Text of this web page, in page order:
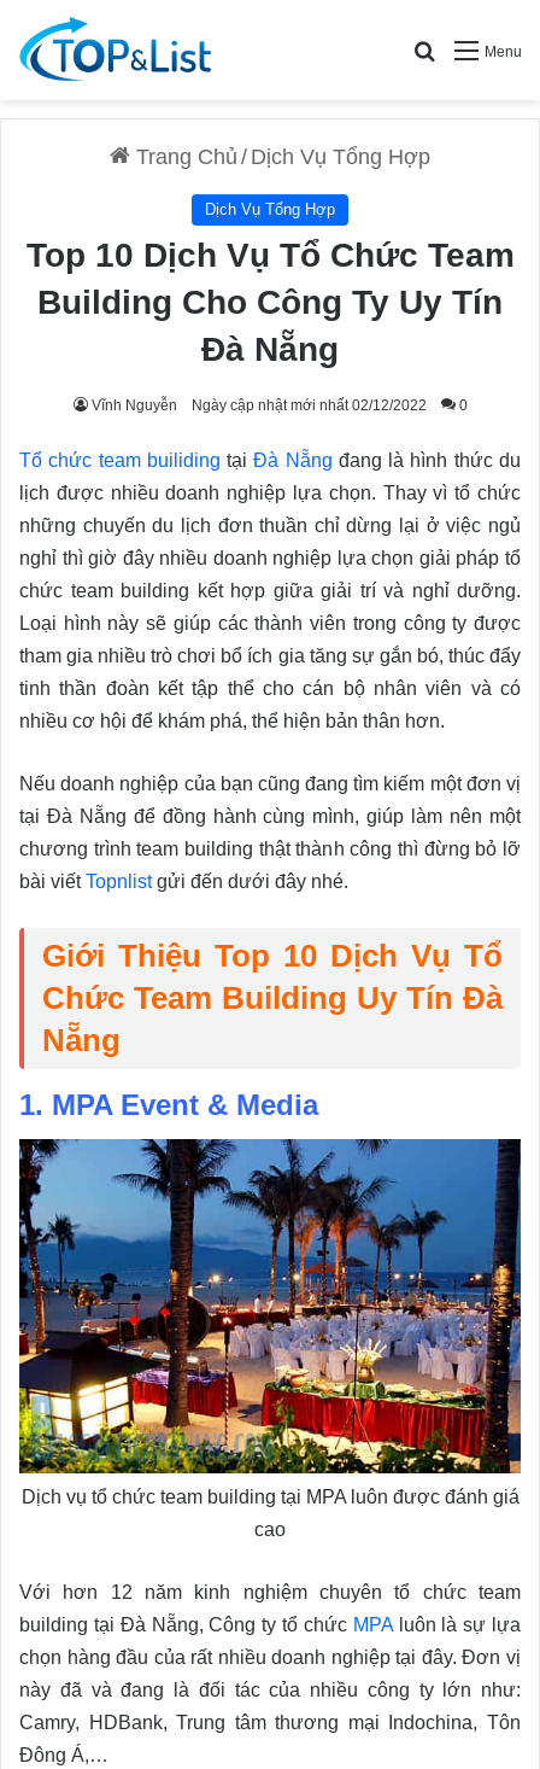
Menu
Search for
Trang Chủ / Dịch Vụ Tổng Hợp
Dịch Vụ Tổng Hợp
Top 10 Dịch Vụ Tổ Chức Team
Building Cho Công Ty Uy Tín
Đà Nẵng
Vĩnh Nguyễn Ngày cập nhật mới nhất 02/12/2022 0
Tổ chức team builiding tạiĐà Nẵng đang là hình thức du
lịch được nhiều doanh nghiệp lựa chọn. Thay vì tổ chức
những chuyến du lịch đơn thuần chỉ dừng lại ở việc ngủ
nghỉ thì giờ đây nhiều doanh nghiệp lựa chọn giải pháp tổ
chức team building kết hợp giữa giải trí và nghỉ dưỡng.
Loại hình này sẽ giúp các thành viên trong công ty được
tham gia nhiều trò chơi bổ ích gia tăng sự gắn bó, thúc đẩy
tinh thần đoàn kết tập thể cho cán bộ nhân viên và có
nhiều cơ hội để khám phá, thể hiện bản thân hơn.
Nếu doanh nghiệp của bạn cũng đang tìm kiếm một đơn vị
tại Đà Nẵng để đồng hành cùng mình, giúp làm nên một
chương trình team building thật thành công thì đừng bỏ lỡ
bài viếtTopnlistgửi đến dưới đây nhé.
Giới Thiệu Top 10 Dịch Vụ Tổ
Chức Team Building Uy Tín Đà
Nẵng
1. MPA Event & Media
Dịch vụ tổ chức team building tại MPA luôn được đánh giá
cao
Với hơn 12 năm kinh nghiệm chuyên tổ chức team
building tại Đà Nẵng, Công ty tổ chức MPAluôn là sự lựa
chọn hàng đầu của rất nhiều doanh nghiệp tại đây. Đơn vị
này đã và đang là đối tác của nhiều công ty lớn như:
Camry, HDBank, Trung tâm thương mại Indochina, Tôn
Đông Á,…